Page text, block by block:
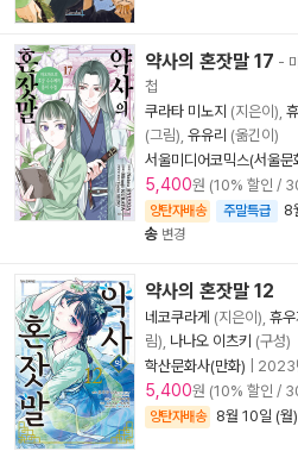
약사의 혼잣말 17 -
첩
쿠라타 미노지 (지은이),
(그림), 유유리 (옮긴이)
서울미디어코믹스(서울문
5,400원 (10% 할인 /
양탄자배송 주말특급 8
송 변경
약사의 혼잣말 12
네코쿠라게 (지은이), 휴
림), 나나오 이츠키 (구성)
학산문화사(만화)
2023
5,400원 (10% 할인 /
양탄자배송 8월 10일 (월)